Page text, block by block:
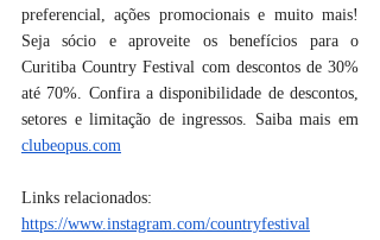
preferencial, ações promocionais e muito mais!
Seja sócio e aproveite os benefícios para o
Curitiba Country Festival com descontos de 30%
até 70%. Confira a disponibilidade de descontos,
clubeopus.com
Links relacionados:
https://www.instagram.com/countryfestival